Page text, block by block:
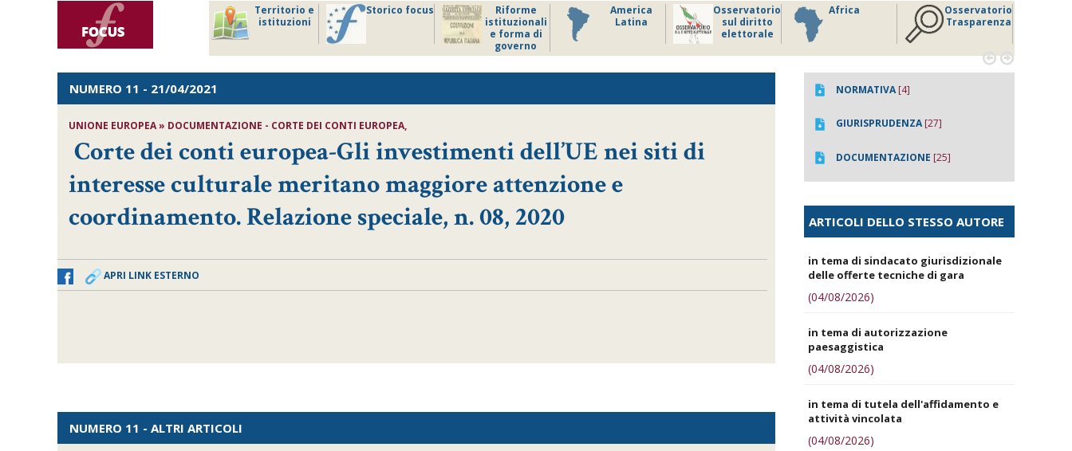
Territorio e
istituzioni
Storico focus
Riforme
istituzionali
e forma di
governo
America
Latina
Osservatorio
sul diritto
elettorale
Africa
Osservatorio
Trasparenza
 
NUMERO 11 - 21/04/2021
UNIONE EUROPEA » DOCUMENTAZIONE - CORTE DEI CONTI EUROPEA,
Corte dei conti europea-Gli investimenti dell’UE nei siti di
interesse culturale meritano maggiore attenzione e
coordinamento. Relazione speciale, n. 08, 2020
APRI LINK ESTERNO
NUMERO 11 - ALTRI ARTICOLI
NORMATIVA[4]
GIURISPRUDENZA[27]
DOCUMENTAZIONE [25]
ARTICOLI DELLO STESSO AUTORE
in tema di sindacato giurisdizionale
delle offerte tecniche di gara
(04/08/2026)
in tema di autorizzazione
paesaggistica
(04/08/2026)
in tema di tutela dell'affidamento e
attività vincolata
(04/08/2026)